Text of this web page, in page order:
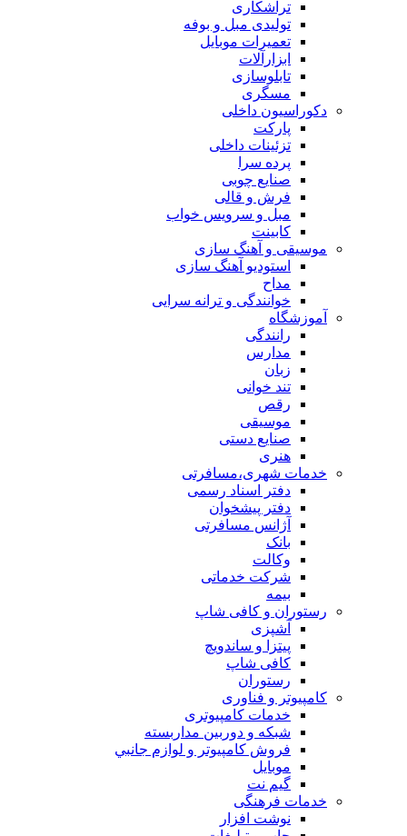
تراشکاری
تولیدی مبل و بوفه
تعمیرات موبایل
ابزارآلات
تابلوسازی
مسگری
دکوراسیون داخلی
پارکت
تزئینات داخلی
پرده سرا
صنایع چوبی
فرش و قالی
مبل و سرويس خواب
کابینت
موسیقی و آهنگ سازی
استودیو آهنگ سازی
مداح
خوانندگی و ترانه سرایی
آموزشگاه
رانندگی
مدارس
زبان
تند خوانی
رقص
موسیقی
صنایع دستی
هنری
خدمات شهری،مسافرتی
دفتر اسناد رسمی
دفتر پیشخوان
آژانس مسافرتی
بانک
وکالت
شرکت خدماتی
بيمه
رستوران و کافی شاپ
آشپزی
پیتزا و ساندویچ
کافی شاپ
رستوران
کامپیوتر و فناوری
خدمات کامپیوتری
شبكه و دوربين مداربسته
فروش كامپيوتر و لوازم جانبي
موبایل
گیم نت
خدمات فرهنگی
نوشت افزار